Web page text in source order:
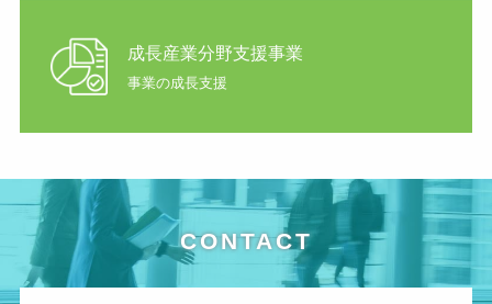
成長産業分野支援事業
事業の成長支援
CONTACT